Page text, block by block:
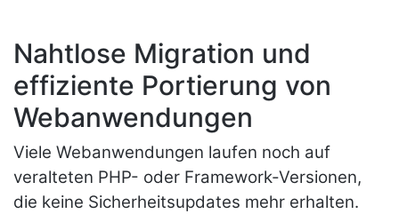
Nahtlose Migration und
effiziente Portierung von
Webanwendungen
Viele Webanwendungen laufen noch auf
veralteten PHP- oder Framework-Versionen,
die keine Sicherheitsupdates mehr erhalten.